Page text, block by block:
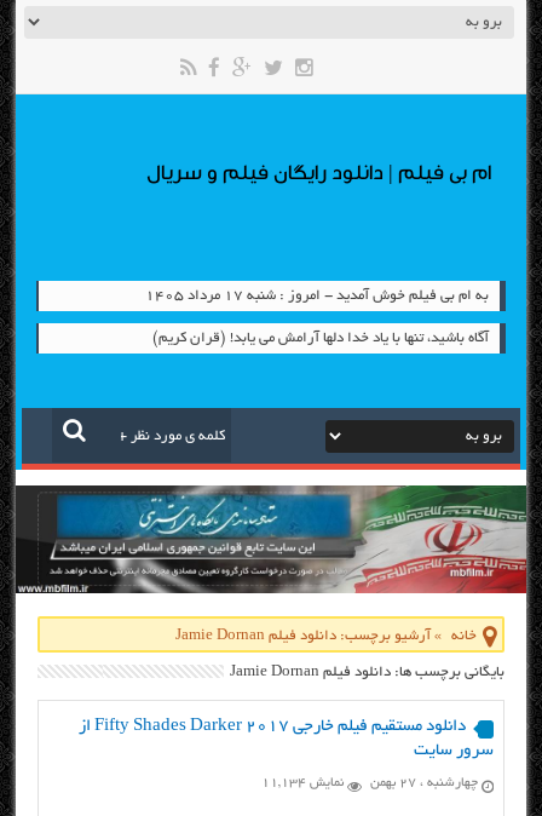
ام بی فیلم | دانلود رایگان فیلم و سریال
به ام بی فیلم خوش آمدید - امروز : شنبه ۱۷ مرداد ۱۴۰۵
آگاه باشيد، تنها با ياد خدا دلها آرامش می ‏يابد! (قران کریم)
خانه » آرشیو برچسب: دانلود فیلم Jamie Dornan
بایگانی برچسب ها: دانلود فیلم Jamie Dornan
دانلود مستقیم فیلم خارجی Fifty Shades Darker 2017 از
سرور سایت
چهارشنبه ، ۲۷ بهمن نمایش 11,134